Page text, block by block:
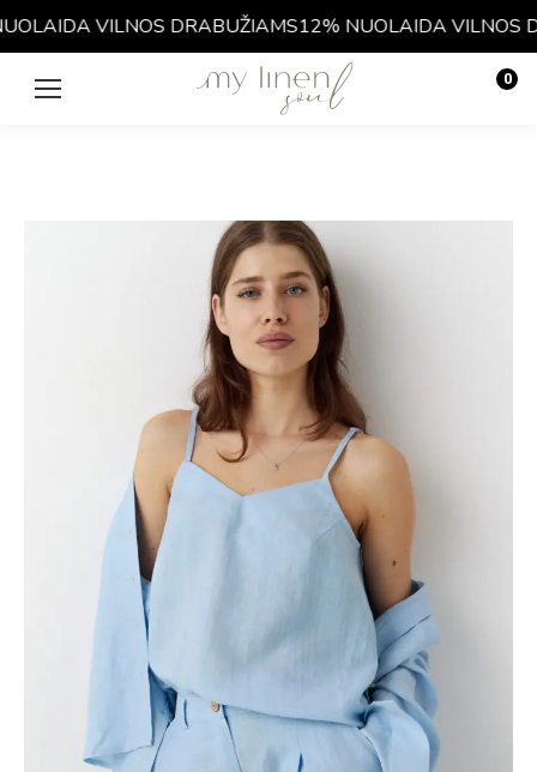
VILNOS DRABUŽIAMS12% NUOLAIDA VILNOS
0